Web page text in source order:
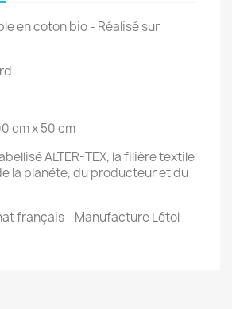
en coton bio - Réalisé sur
cm x 50 cm
ALTER-TEX, la filière textile
la planète, du producteur et du
français - Manufacture Létol